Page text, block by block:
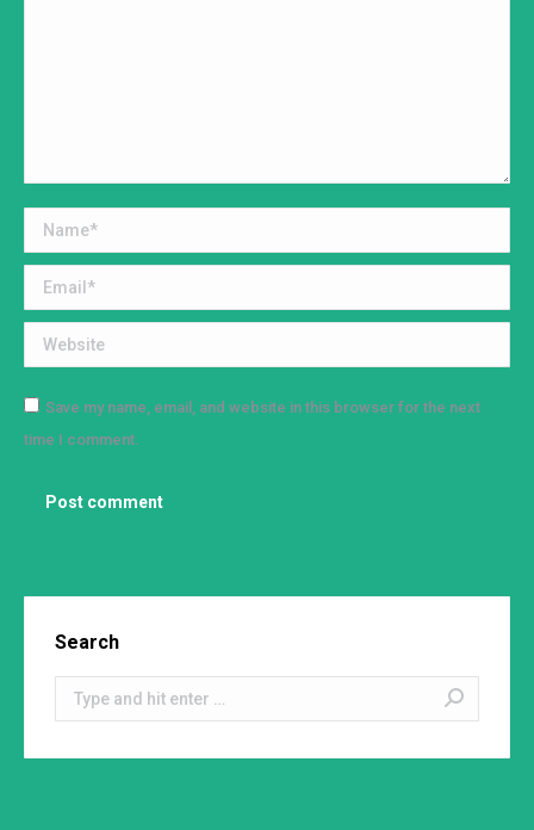
Name *
Email *
Website
Save my name, email, and website in this browser for the next
time I comment.
Post comment
Search
Search: